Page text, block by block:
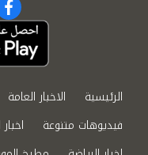
الرئيسية الاخبار العامة
فيديوهات متنوعة